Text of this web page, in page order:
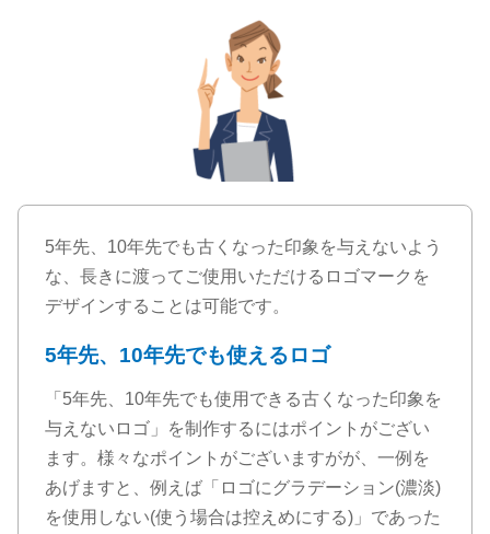
5年先、10年先でも古くなった印象を与えないよう
な、長きに渡ってご使用いただけるロゴマークを
デザインすることは可能です。
5年先、10年先でも使えるロゴ
「5年先、10年先でも使用できる古くなった印象を
与えないロゴ」を制作するにはポイントがござい
ます。様々なポイントがございますがが、一例を
あげますと、例えば「ロゴにグラデーション(濃淡)
を使用しない(使う場合は控えめにする)」であった